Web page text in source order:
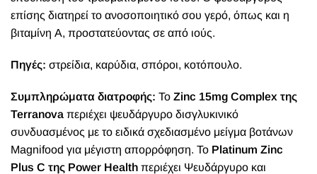
επίσης διατηρεί το ανοσοποιητικό σου γερό, όπως και η
βιταμίνη Α, προστατεύοντας σε από ιούς.
Πηγές: στρείδια, καρύδια, σπόροι, κοτόπουλο.
Συμπληρώματα διατροφής: Το Zinc 15mg Complex της
Terranova περιέχει ψευδάργυρο δισγλυκινικό
συνδυασμένος με το ειδικά σχεδιασμένο μείγμα βοτάνων
Magnifood για μέγιστη απορρόφηση. Το Platinum Zinc
Ρlus C της Power Health περιέχει Ψευδάργυρο και